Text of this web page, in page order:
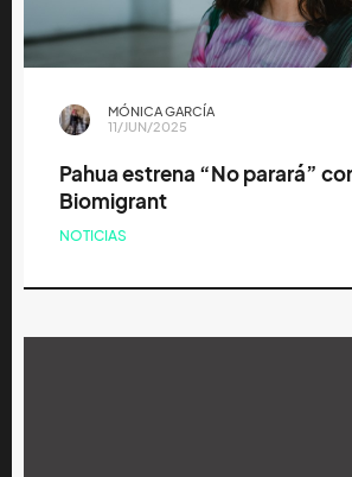
MÓNICA GARCÍA
11/JUN/2025
Pahua estrena “No parará”
Biomigrant
NOTICIAS